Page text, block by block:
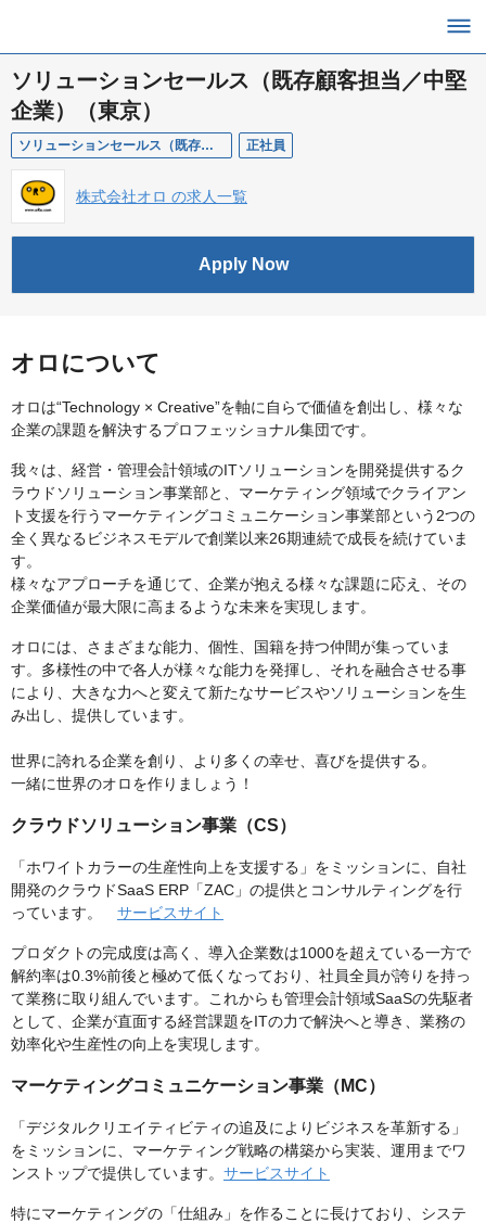
ソリューションセールス（既存顧客担当／中堅
企業）（東京）
ソリューションセールス（既存顧客担当／中堅企業）（東京） 正社員
株式会社オロ の求人一覧
Apply Now
オロについて
オロは“Technology × Creative”を軸に自らで価値を創出し、様々な
企業の課題を解決するプロフェッショナル集団です。
我々は、経営・管理会計領域のITソリューションを開発提供するク
ラウドソリューション事業部と、マーケティング領域でクライアン
ト支援を行うマーケティングコミュニケーション事業部という2つの
全く異なるビジネスモデルで創業以来26期連続で成長を続けていま
す。
様々なアプローチを通じて、企業が抱える様々な課題に応え、その
企業価値が最大限に高まるような未来を実現します。
オロには、さまざまな能力、個性、国籍を持つ仲間が集っていま
す。多様性の中で各人が様々な能力を発揮し、それを融合させる事
により、大きな力へと変えて新たなサービスやソリューションを生
み出し、提供しています。
世界に誇れる企業を創り、より多くの幸せ、喜びを提供する。
一緒に世界のオロを作りましょう！
クラウドソリューション事業（CS）
「ホワイトカラーの生産性向上を支援する」をミッションに、自社
開発のクラウドSaaS ERP「ZAC」の提供とコンサルティングを行
っています。 サービスサイト
プロダクトの完成度は高く、導入企業数は1000を超えている一方で
解約率は0.3%前後と極めて低くなっており、社員全員が誇りを持っ
て業務に取り組んでいます。これからも管理会計領域SaaSの先駆者
として、企業が直面する経営課題をITの力で解決へと導き、業務の
効率化や生産性の向上を実現します。
マーケティングコミュニケーション事業（MC）
「デジタルクリエイティビティの追及によりビジネスを革新する」
をミッションに、マーケティング戦略の構築から実装、運用までワ
ンストップで提供しています。 サービスサイト
特にマーケティングの「仕組み」を作ることに長けており、システ